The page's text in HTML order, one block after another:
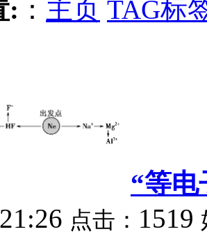
: ： 主页 TAG标
“等
点击： 1519